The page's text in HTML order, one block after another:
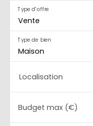
Vente
Type d'offre
Maison
Type de bien
Localisation
Budget max (€)